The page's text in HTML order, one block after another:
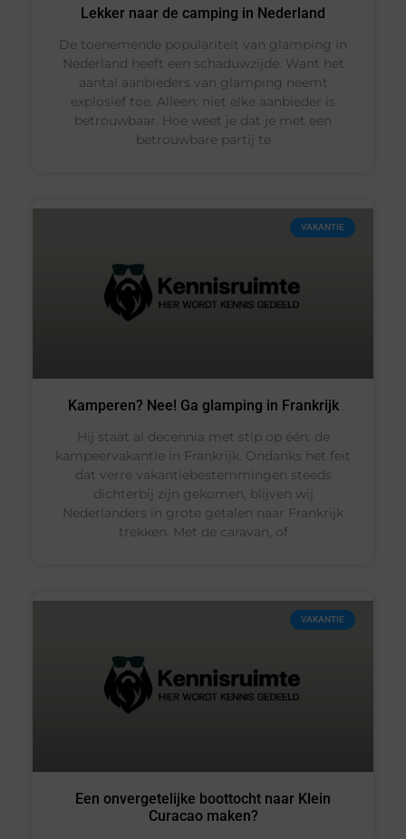
Lekker naar de camping in Nederland
De toenemende populariteit van glamping in
Nederland heeft een schaduwzijde. Want het
aantal aanbieders van glamping neemt
explosief toe. Alleen: niet elke aanbieder is
betrouwbaar. Hoe weet je dat je met een
betrouwbare partij te
VAKANTIE
Kamperen? Nee! Ga glamping in Frankrijk
Hij staat al decennia met stip op één: de
kampeervakantie in Frankrijk. Ondanks het feit
dat verre vakantiebestemmingen steeds
dichterbij zijn gekomen, blijven wij
Nederlanders in grote getalen naar Frankrijk
trekken. Met de caravan, of
VAKANTIE
Een onvergetelijke boottocht naar Klein
Curacao maken?